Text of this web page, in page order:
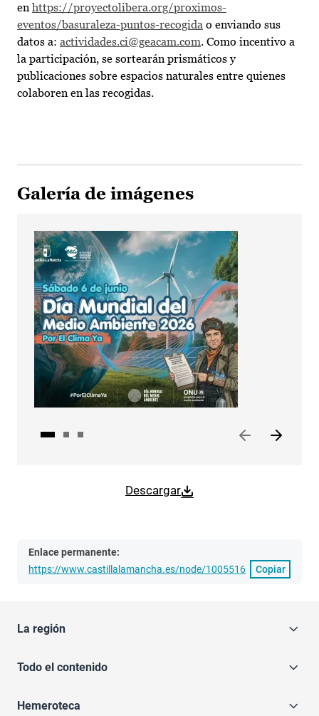
en https://proyectolibera.org/proximos-
eventos/basuraleza-puntos-recogida o enviando sus
datos a: actividades.ci@geacam.com. Como incentivo a
la participación, se sortearán prismáticos y
publicaciones sobre espacios naturales entre quienes
colaboren en las recogidas.
Galería de imágenes
Descargar
Enlace permanente:
https://www.castillalamancha.es/node/1005516
Copiar
La región
Todo el contenido
Hemeroteca